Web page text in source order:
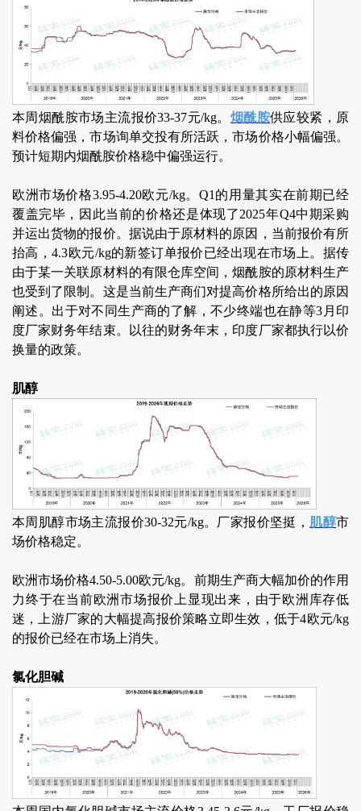
本周烟酰胺市场主流报价33-37元/kg。 烟酰胺供应较紧，原
料价格偏强，市场询单交投有所活跃，市场价格小幅偏强。
预计短期内烟酰胺价格稳中偏强运行。
欧洲市场价格3.95-4.20欧元/kg。Q1的用量其实在前期已经
覆盖完毕，因此当前的价格还是体现了2025年Q4中期采购
并运出货物的报价。据说由于原材料的原因，当前报价有所
抬高，4.3欧元/kg的新签订单报价已经出现在市场上。据传
由于某一关联原材料的有限仓库空间，烟酰胺的原材料生产
也受到了限制。这是当前生产商们对提高价格所给出的原因
阐述。出于对不同生产商的了解，不少终端也在静等3月印
度厂家财务年结束。以往的财务年末，印度厂家都执行以价
换量的政策。
肌醇
本周肌醇市场主流报价30-32元/kg。厂家报价坚挺， 肌醇市
场价格稳定。
欧洲市场价格4.50-5.00欧元/kg。前期生产商大幅加价的作用
力终于在当前欧洲市场报价上显现出来，由于欧洲库存低
迷，上游厂家的大幅提高报价策略立即生效，低于4欧元/kg
的报价已经在市场上消失。
氯化胆碱